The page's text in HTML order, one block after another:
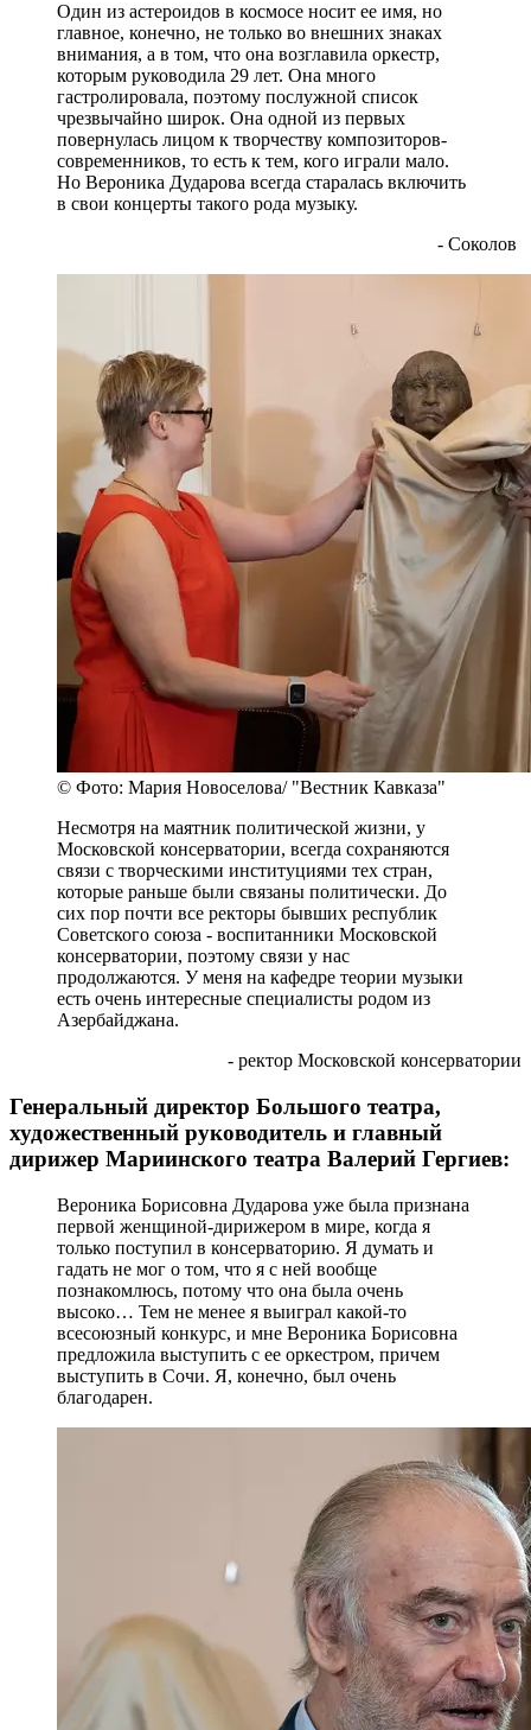
Один из астероидов в космосе носит ее имя, но
главное, конечно, не только во внешних знаках
внимания, а в том, что она возглавила оркестр,
которым руководила 29 лет. Она много
гастролировала, поэтому послужной список
чрезвычайно широк. Она одной из первых
повернулась лицом к творчеству композиторов-
современников, то есть к тем, кого играли мало.
Но Вероника Дударова всегда старалась включить
в свои концерты такого рода музыку.
- Соколов
© Фото: Мария Новоселова/ "Вестник Кавказа"
Несмотря на маятник политической жизни, у
Московской консерватории, всегда сохраняются
связи с творческими институциями тех стран,
которые раньше были связаны политически. До
сих пор почти все ректоры бывших республик
Советского союза - воспитанники Московской
консерватории, поэтому связи у нас
продолжаются. У меня на кафедре теории музыки
есть очень интересные специалисты родом из
Азербайджана.
- ректор Московской консерватории
Генеральный директор Большого театра,
художественный руководитель и главный
дирижер Мариинского театра Валерий Гергиев:
Вероника Борисовна Дударова уже была признана
первой женщиной-дирижером в мире, когда я
только поступил в консерваторию. Я думать и
гадать не мог о том, что я с ней вообще
познакомлюсь, потому что она была очень
высоко… Тем не менее я выиграл какой-то
всесоюзный конкурс, и мне Вероника Борисовна
предложила выступить с ее оркестром, причем
выступить в Сочи. Я, конечно, был очень
благодарен.